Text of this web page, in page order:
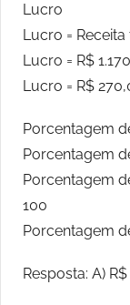
Lucro
Lucro =
Lucro = R$
Lucro = R$
Porcentagem
Porcentagem
Porcentagem
100
Porcentagem
Resposta: A)